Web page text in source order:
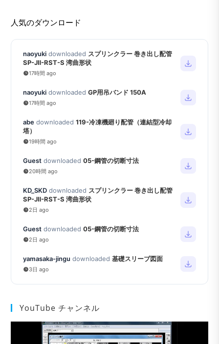
人気のダウンロード
naoyuki downloaded スプリンクラー 巻き出し配管
SP-JⅡ-RST-S 湾曲形状
17時間 ago
naoyuki downloaded GP用吊バンド 150A
17時間 ago
abe downloaded 119-冷凍機廻り配管（連結型冷却
塔）
19時間 ago
Guest downloaded 05-鋼管の切断寸法
20時間 ago
KD_SKD downloaded スプリンクラー 巻き出し配管
SP-JⅡ-RST-S 湾曲形状
2日 ago
Guest downloaded 05-鋼管の切断寸法
2日 ago
yamasaka-jingu downloaded 基礎スリーブ図面
3日 ago
YouTube チャンネル